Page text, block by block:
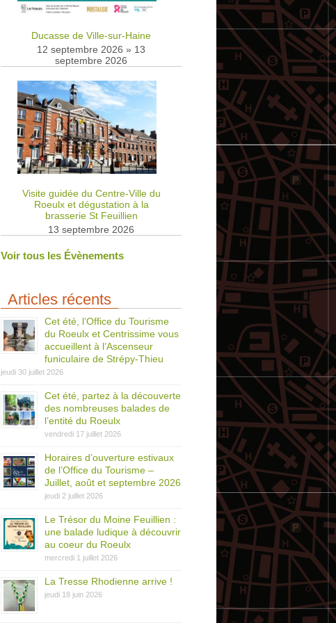
Ducasse de Ville-sur-Haine
12 septembre 2026 » 13
septembre 2026
Visite guidée du Centre-Ville du
Roeulx et dégustation à la
brasserie St Feuillien
13 septembre 2026
Voir tous les Évènements
Articles récents
Cet été, l’Office du Tourisme
du Roeulx et Centrissime vous
accueillent à l’Ascenseur
funiculaire de Strépy-Thieu
jeudi 30 juillet 2026
Cet été, partez à la découverte
des nombreuses balades de
l’entité du Roeulx
vendredi 17 juillet 2026
Horaires d’ouverture estivaux
de l’Office du Tourisme –
Juillet, août et septembre 2026
jeudi 2 juillet 2026
Le Trésor du Moine Feuillien :
une balade ludique à découvrir
au coeur du Roeulx
mercredi 1 juillet 2026
La Tresse Rhodienne arrive !
jeudi 18 juin 2026